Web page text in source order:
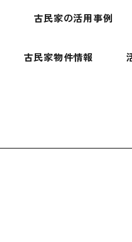
古民家の活用事例
古民家物件情報